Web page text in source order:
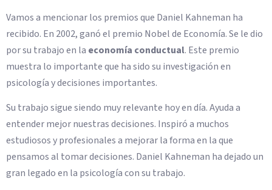
Vamos a mencionar los premios que Daniel Kahneman ha
recibido. En 2002, ganó el premio Nobel de Economía. Se le dio
por su trabajo en la economía conductual. Este premio
muestra lo importante que ha sido su investigación en
psicología y decisiones importantes.
Su trabajo sigue siendo muy relevante hoy en día. Ayuda a
entender mejor nuestras decisiones. Inspiró a muchos
estudiosos y profesionales a mejorar la forma en la que
pensamos al tomar decisiones. Daniel Kahneman ha dejado un
gran legado en la psicología con su trabajo.